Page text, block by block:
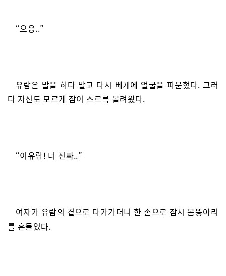
“으응..”
유람은 말을 하다 말고 다시 베개에 얼굴을 파묻혔다. 그러
다 자신도 모르게 잠이 스르륵 몰려왔다.
“이유람! 너 진짜..”
여자가 유람의 곁으로 다가가더니 한 손으로 잠시 몸뚱아리
를 흔들었다.